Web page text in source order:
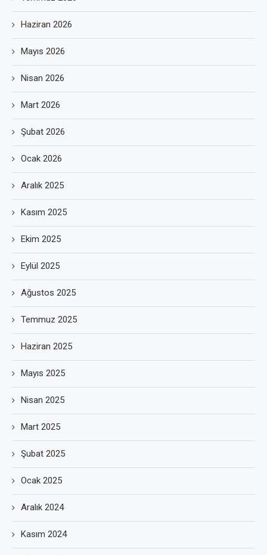
Haziran 2026
Mayıs 2026
Nisan 2026
Mart 2026
Şubat 2026
Ocak 2026
Aralık 2025
Kasım 2025
Ekim 2025
Eylül 2025
Ağustos 2025
Temmuz 2025
Haziran 2025
Mayıs 2025
Nisan 2025
Mart 2025
Şubat 2025
Ocak 2025
Aralık 2024
Kasım 2024